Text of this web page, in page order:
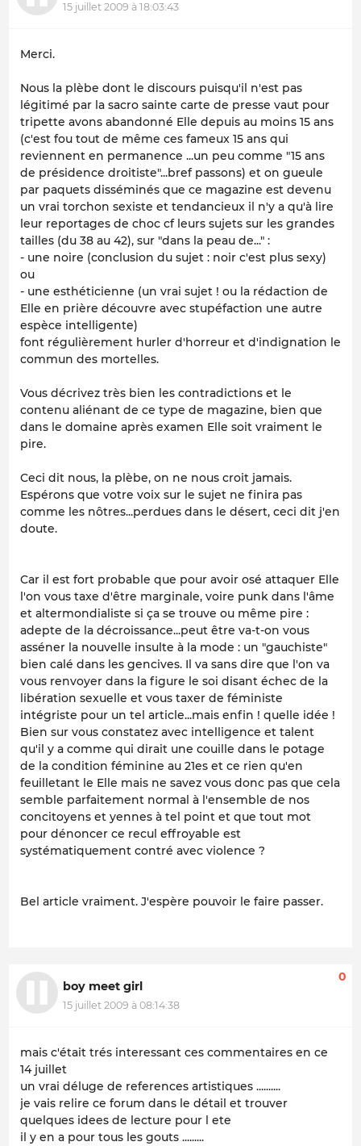
15 juillet 2009 à 18:03:43
Merci.
Nous la plèbe dont le discours puisqu'il n'est pas
légitimé par la sacro sainte carte de presse vaut pour
tripette avons abandonné Elle depuis au moins 15 ans
(c'est fou tout de même ces fameux 15 ans qui
reviennent en permanence ...un peu comme "15 ans
de présidence droitiste"...bref passons) et on gueule
par paquets disséminés que ce magazine est devenu
un vrai torchon sexiste et tendancieux il n'y a qu'à lire
leur reportages de choc cf leurs sujets sur les grandes
tailles (du 38 au 42), sur "dans la peau de..." :
- une noire (conclusion du sujet : noir c'est plus sexy)
ou
- une esthéticienne (un vrai sujet ! ou la rédaction de
Elle en prière découvre avec stupéfaction une autre
espèce intelligente)
font régulièrement hurler d'horreur et d'indignation le
commun des mortelles.
Vous décrivez très bien les contradictions et le
contenu aliénant de ce type de magazine, bien que
dans le domaine après examen Elle soit vraiment le
pire.
Ceci dit nous, la plèbe, on ne nous croit jamais.
Espérons que votre voix sur le sujet ne finira pas
comme les nôtres...perdues dans le désert, ceci dit j'en
doute.
Car il est fort probable que pour avoir osé attaquer Elle
l'on vous taxe d'être marginale, voire punk dans l'âme
et altermondialiste si ça se trouve ou même pire :
adepte de la décroissance...peut être va-t-on vous
asséner la nouvelle insulte à la mode : un "gauchiste"
bien calé dans les gencives. Il va sans dire que l'on va
vous renvoyer dans la figure le soi disant échec de la
libération sexuelle et vous taxer de féministe
intégriste pour un tel article...mais enfin ! quelle idée !
Bien sur vous constatez avec intelligence et talent
qu'il y a comme qui dirait une couille dans le potage
de la condition féminine au 21es et ce rien qu'en
feuilletant le Elle mais ne savez vous donc pas que cela
semble parfaitement normal à l'ensemble de nos
concitoyens et yennes à tel point et que tout mot
pour dénoncer ce recul effroyable est
systématiquement contré avec violence ?
Bel article vraiment. J'espère pouvoir le faire passer.
boy meet girl
15 juillet 2009 à 08:14:38
0
mais c'était trés interessant ces commentaires en ce
14 juillet
un vrai déluge de references artistiques ..........
je vais relire ce forum dans le détail et trouver
quelques idees de lecture pour l ete
il y en a pour tous les gouts .........